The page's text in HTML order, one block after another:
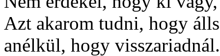
Azt akarom tudni, hogy
anélkül, hogy visszariadnál.